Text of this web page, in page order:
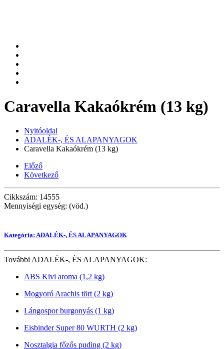
Caravella Kakaókrém (13 kg)
Nyitóoldal
ADALÉK-, ÉS ALAPANYAGOK
Caravella Kakaókrém (13 kg)
Előző
Következő
Cikkszám: 14555
Mennyiségi egység: (vöd.)
Kategória: ADALÉK-, ÉS ALAPANYAGOK
További ADALÉK-, ÉS ALAPANYAGOK:
ABS Kivi aroma (1,2 kg)
Mogyoró Arachis tört (2 kg)
Lángospor burgonyás (1 kg)
Eisbinder Super 80 WURTH (2 kg)
Nosztalgia főzős puding (2 kg)